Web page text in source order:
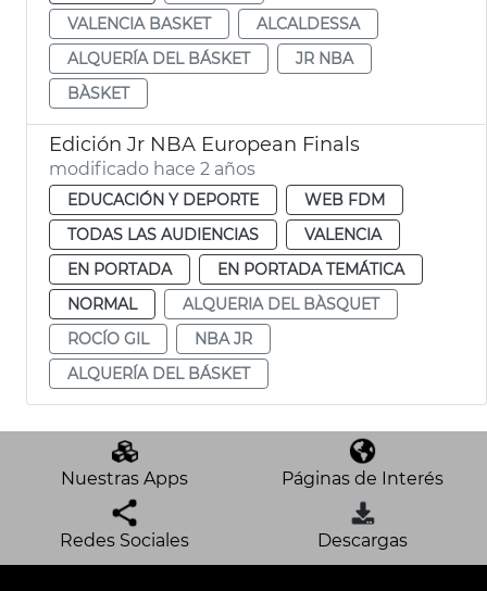
VALENCIA BASKET
ALCALDESSA
ALQUERÍA DEL BÁSKET
JR NBA
BÀSKET
Edición Jr NBA European Finals
modificado hace 2 años
EDUCACIÓN Y DEPORTE
WEB FDM
TODAS LAS AUDIENCIAS
VALENCIA
EN PORTADA
EN PORTADA TEMÁTICA
NORMAL
ALQUERIA DEL BÀSQUET
ROCÍO GIL
NBA JR
ALQUERÍA DEL BÁSKET
Nuestras Apps Páginas de Interés
Redes Sociales Descargas